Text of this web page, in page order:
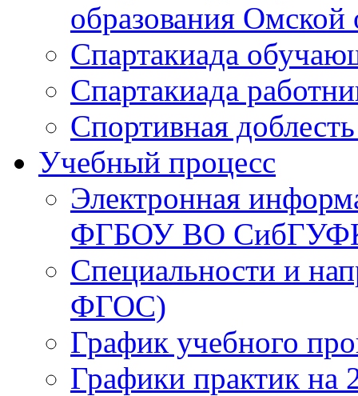
образования Омской
Спартакиада
Спартакиада
Спортивная
Учебный процесс
Электронная
ФГБОУ ВО
Специальности и
ФГОС)
График учебного
Графики практик на